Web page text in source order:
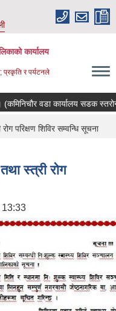
कार्यालय
प्रकृति र पर्यटनले
वडा कार्यालय सडक
परिक्षण शिविर सम्वन्धि सूचना
स्त्री रोग
13:33